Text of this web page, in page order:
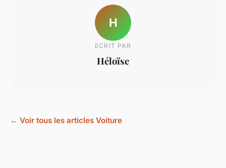
H
ECRIT PAR
Héloïse
← Voir tous les articles Voiture